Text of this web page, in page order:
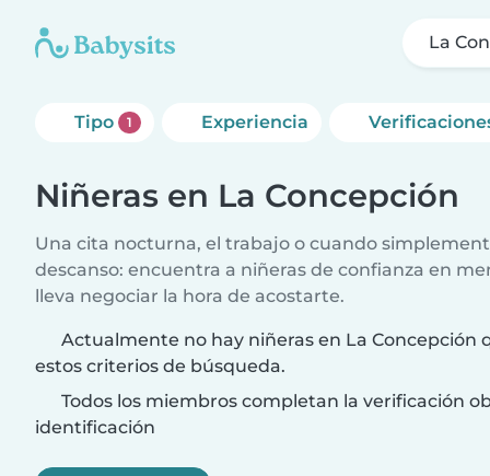
La
Tipo 1 Experiencia
Niñeras en La Concepción
Una cita nocturna, el trabajo o cuando
descanso: encuentra a niñeras de confianza en
lleva negociar la hora de acostarte.
Actualmente no hay niñeras en La Concepción
estos criterios de búsqueda.
Todos los miembros completan la verificación
identificación